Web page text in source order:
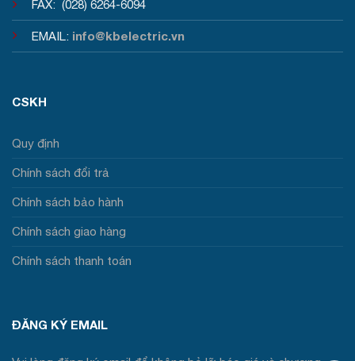
FAX: (028) 6264-6094
EMAIL: info@kbelectric.vn
CSKH
Quy định
Chính sách đổi trả
Chính sách bảo hành
Chính sách giao hàng
Chính sách thanh toán
ĐĂNG KÝ EMAIL